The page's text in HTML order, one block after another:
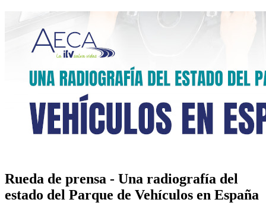
Rueda de prensa - Una radiografía del
estado del Parque de Vehículos en España